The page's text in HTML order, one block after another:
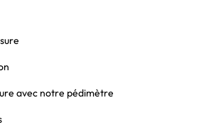
avec notre pédimètre